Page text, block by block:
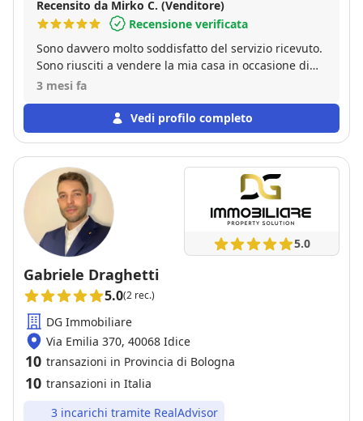
Recensito da Mirko C. (Venditore)
Recensione verificata
Sono davvero molto soddisfatto del servizio ricevuto.
Sono riusciti a vendere la mia casa in occasione di
un solo open house, raccogliendo ben 6 proposte
l’organizzazione e la competenza dimostrate in ogni
fase. Consiglio vivamente!
3 mesi fa
Vedi profilo completo
5.0
Gabriele Draghetti
5.0(2 rec.)
DG Immobiliare
Via Emilia 370, 40068 Idice
10 transazioni in Provincia di Bologna
10 transazioni in Italia
3 incarichi tramite RealAdvisor